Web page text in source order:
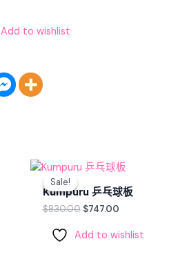
Add to wishlist
Sale!
Sale!
Kumpuru 乒乓球板
$830.00
Original
was:
$830.00.
$747.00
Current
is:
$747.00.
Add to wishlist